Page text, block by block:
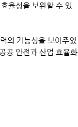
율성을 보완할 수 있
의 가능성을 보여주었
공 안전과 산업 효율화